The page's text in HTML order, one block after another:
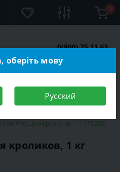
0
0(800) 75 11 63
Lolo Pets, для кроликов, 1 кг (71202)
кроликов, 1 кг
оберіть мову
Русский